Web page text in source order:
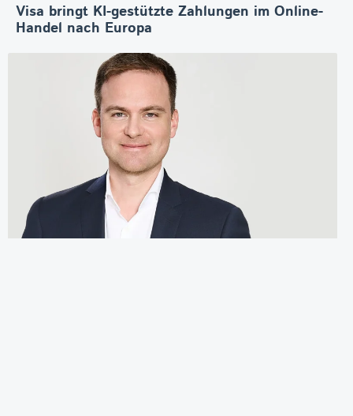
Visa bringt KI-gestützte Zahlungen im Online-
Handel nach Europa